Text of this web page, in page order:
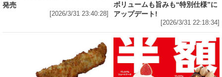
発売
[2026/3/31 23:40:28]
ボリュームも旨みも“特別仕様”に
アップデート!
[2026/3/31 22:18:34]